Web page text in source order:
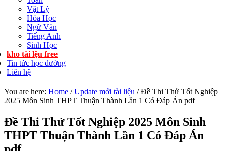
Vật Lý
Hóa Học
Ngữ Văn
Tiếng Anh
Sinh Học
kho tài lệu free
Tin tức học đường
Liên hệ
You are here: Home / Update mới tài liệu /Đề Thi Thử Tốt Nghiệp
2025 Môn Sinh THPT Thuận Thành Lần 1 Có Đáp Án pdf
Đề Thi Thử Tốt Nghiệp 2025 Môn Sinh
THPT Thuận Thành Lần 1 Có Đáp Án